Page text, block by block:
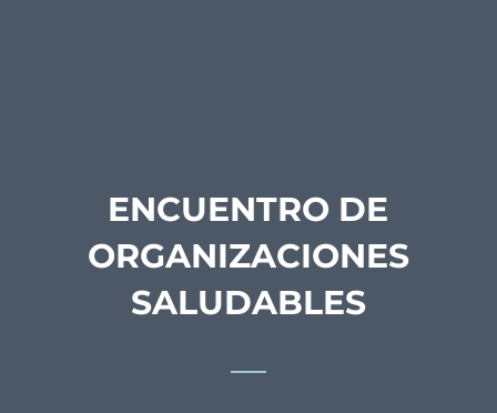
ENCUENTRO DE
ORGANIZACIONES
SALUDABLES